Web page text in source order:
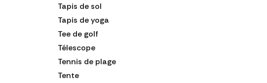
Tapis de sol
Tapis de yoga
Tee de golf
Télescope
Tennis de plage
Tente